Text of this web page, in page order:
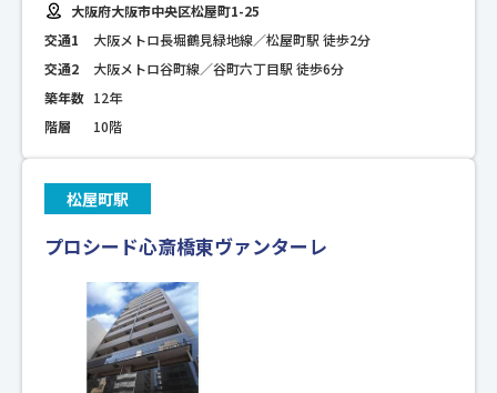
大阪府大阪市中央区松屋町1-25
交通1
大阪メトロ長堀鶴見緑地線／松屋町駅 徒歩2分
交通2
大阪メトロ谷町線／谷町六丁目駅 徒歩6分
築年数 12年
階層
10階
松屋町駅
プロシード心斎橋東ヴァンターレ